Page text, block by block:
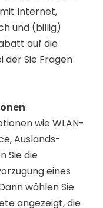
Internet,
und (billig)
auf die
der Sie Fragen
wie WLAN-
Auslands-
Sie die
eines
wählen Sie
angezeigt, die